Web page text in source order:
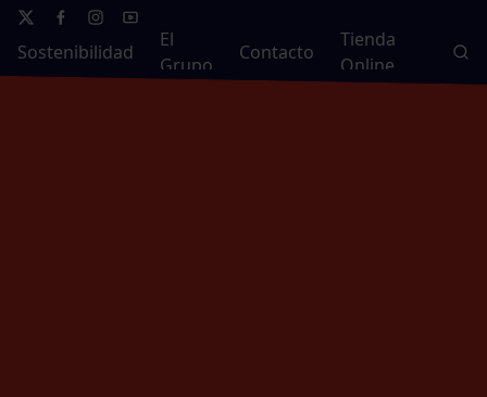
Sostenibilidad
El
Grupo
Contacto
Tienda
Online